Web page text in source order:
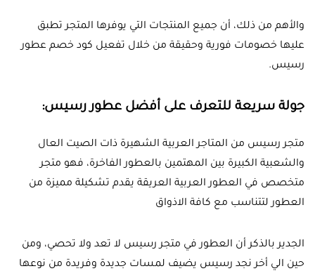
والأهم من ذلك، أن جميع المنتجات التي يوفرها المتجر تطبق
عليها خصومات فورية وحقيقة من خلال تفعيل كود خصم عطور
رسيس.
جولة سريعة للتعرف على أفضل عطور رسيس:
متجر رسيس من المتاجر العربية الشهيرة ذات الصيت العال
والشعبية الكبيرة بين المهتمين بالعطور الفاخرة، فهو متجر
متخصص في العطور العربية العريقة يقدم تشكيلة مميزة من
العطور لتتناسب مع كافة الاذواق
الجدير بالذكر أن العطور في متجر رسيس لا تعد ولا تحصي، ومن
حين الي أخر نجد رسيس يضيف لمسات جديدة وفريدة من نوعها